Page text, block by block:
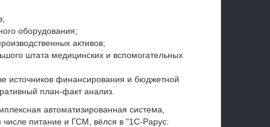
оборудования;
активов;
штата медицинских и вспомогательных
источников финансирования и бюджетной
план‑факт анализ.
автоматизированная система,
числе питание и ГСМ, вёлся в "1С‑Рарус: